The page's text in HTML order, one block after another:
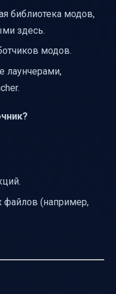
библиотека модов,
здесь.
модов.
лаунчерами,
файлов (например,